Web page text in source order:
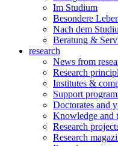
Im Studium
Besondere
Nach dem
Beratung &
research
News from
Research
Institutes &
Support
Doctorates and
Knowledge and
Research
Research